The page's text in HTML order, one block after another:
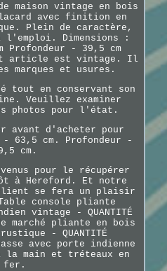
maison vintage en bois
avec finition en
Plein de caractère,
Dimensions :
Profondeur - 39,5 cm
article est vintage. Il
marques et usures.
tout en conservant son
Veuillez examiner
photos pour l'état.
avant d'acheter pour
63,5 cm. Profondeur -
cm.
pour le récupérer
à Hereford. Et notre
se fera un plaisir
console pliante
vintage - QUANTITÉ
marché pliante en bois
- QUANTITÉ
avec porte indienne
la main et tréteaux en
fer.